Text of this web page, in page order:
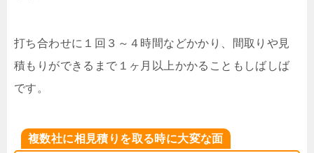
打ち合わせに１回３～４時間などかかり、間取りや見
積もりができるまで１ヶ月以上かかることもしばしば
です。
複数社に相見積りを取る時に大変な面